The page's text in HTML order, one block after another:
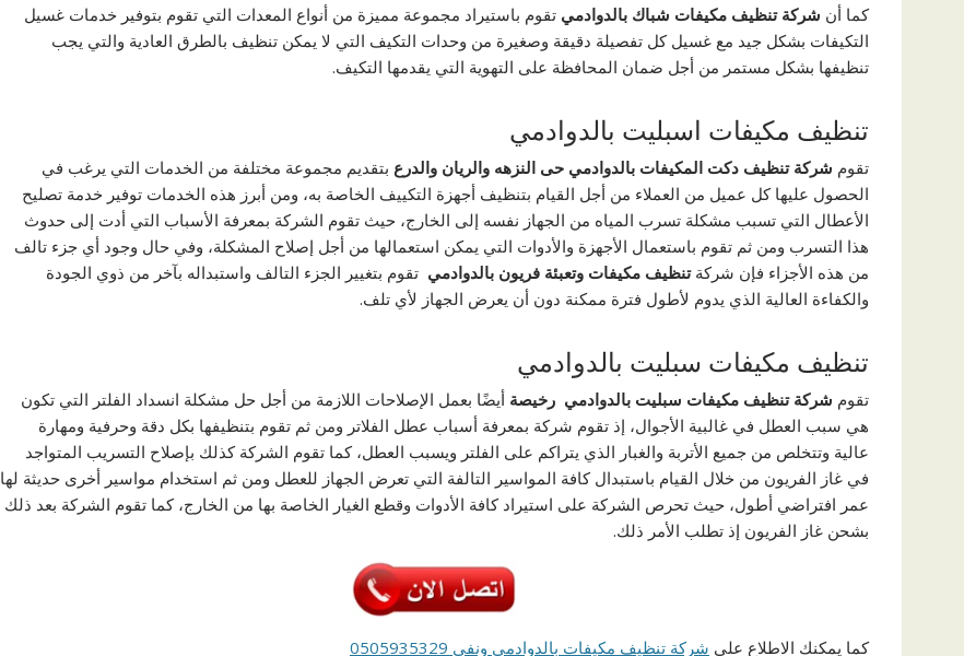
كما أن شركة تنظيف مكيفات شباك بالدوادمي تقوم باستيراد مجموعة مميزة من أنواع المعدات التي تقوم بتوفير خدمات غسيل
التكيفات بشكل جيد مع غسيل كل تفصيلة دقيقة وصغيرة من وحدات التكيف التي لا يمكن تنظيف بالطرق العادية والتي يجب
تنظيفها بشكل مستمر من أجل ضمان المحافظة على التهوية التي يقدمها التكيف.
تنظيف مكيفات اسبليت بالدوادمي
تقوم شركة تنظيف دكت المكيفات بالدوادمي حى النزهه والريان والدرع بتقديم مجموعة مختلفة من الخدمات التي يرغب في
الحصول عليها كل عميل من العملاء من أجل القيام بتنظيف أجهزة التكييف الخاصة به، ومن أبرز هذه الخدمات توفير خدمة تصليح
الأعطال التي تسبب مشكلة تسرب المياه من الجهاز نفسه إلى الخارج، حيث تقوم الشركة بمعرفة الأسباب التي أدت إلى حدوث
هذا التسرب ومن ثم تقوم باستعمال الأجهزة والأدوات التي يمكن استعمالها من أجل إصلاح المشكلة، وفي حال وجود أي جزء تالف
من هذه الأجزاء فإن شركةتنظيف مكيفات وتعبئة فريون بالدوادمي تقوم بتغيير الجزء التالف واستبداله بآخر من ذوي الجودة
والكفاءة العالية الذي يدوم لأطول فترة ممكنة دون أن يعرض الجهاز لأي تلف.
تنظيف مكيفات سبليت بالدوادمي
تقوم شركة تنظيف مكيفات سبليت بالدوادمي رخيصة أيضًا بعمل الإصلاحات اللازمة من أجل حل مشكلة انسداد الفلتر التي تكون
هي سبب العطل في غالبية الأجوال، إذ تقوم شركة بمعرفة أسباب عطل الفلاتر ومن ثم تقوم بتنظيفها بكل دقة وحرفية ومهارة
عالية وتتخلص من جميع الأتربة والغبار الذي يتراكم على الفلتر ويسبب العطل، كما تقوم الشركة كذلك بإصلاح التسريب المتواجد
في غاز الفريون من خلال القيام باستبدال كافة المواسير التالفة التي تعرض الجهاز للعطل ومن ثم استخدام مواسير أخرى حديثة لها
عمر افتراضي أطول، حيث تحرص الشركة على استيراد كافة الأدوات وقطع الغيار الخاصة بها من الخارج، كما تقوم الشركة بعد ذلك
بشحن غاز الفريون إذ تطلب الأمر ذلك.
كما يمكنك الاطلاع على شركة تنظيف مكيفات بالدوادمي ونفي 0505935329